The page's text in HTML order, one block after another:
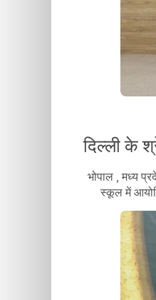
दिल्ली के
भोपाल , मध्य
स्कूल में